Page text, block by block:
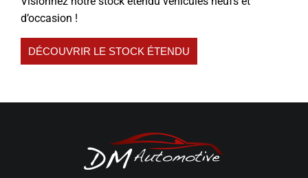
d’occasion !
DÉCOUVRIR LE STOCK ÉTENDU